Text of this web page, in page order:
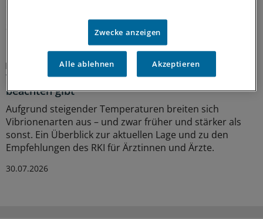
Infektionsgefahr
Vibrionen-Infektionen: Was es jetzt für Ärzte zu
beachten gibt
Aufgrund steigender Temperaturen breiten sich
Vibrionenarten aus – und zwar früher und stärker als
sonst. Ein Überblick zur aktuellen Lage und zu den
Empfehlungen des RKI für Ärztinnen und Ärzte.
30.07.2026
Zwecke anzeigen
Alle ablehnen Akzeptieren